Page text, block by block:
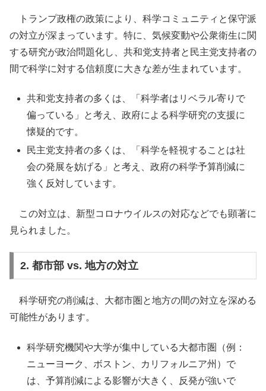
トランプ政権の政策により、科学コミュニティと保守派
の対立が深まっています。特に、気候変動や公衆衛生に関
する研究が政治問題化し、共和党支持者と民主党支持者の
間で科学に対する信頼度に大きな差が生まれています。
共和党支持者の多くは、「科学者はリベラル寄りで
偏っている」と考え、政府による科学研究の支援に
懐疑的です。
民主党支持者の多くは、「科学を軽視することは社
会の発展を妨げる」と考え、政府の科学予算削減に
強く反対しています。
この対立は、新型コロナウイルスの対応などでも顕著に
見られました。
2. 都市部 vs. 地方の対立
科学研究の削減は、大都市圏と地方の間の対立を深める
可能性があります。
科学研究機関や大学が集中している大都市圏（例：
ニューヨーク、ボストン、カリフォルニア州）で
は、予算削減による影響が大きく、反発が強いで